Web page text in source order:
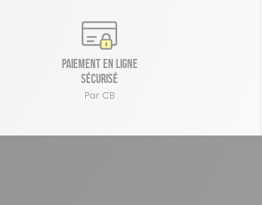
Paiement en ligne
sécurisé
Par CB